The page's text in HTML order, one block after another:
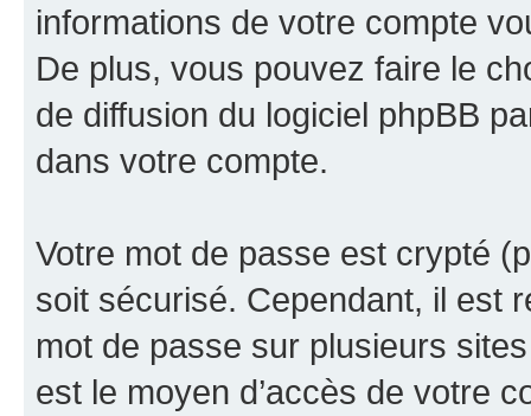
informations de votre compte
De plus, vous pouvez faire le
de diffusion du logiciel phpBB
dans votre compte.
Votre mot de passe est crypté
soit sécurisé. Cependant, il est
mot de passe sur plusieurs
est le moyen d’accès de votre